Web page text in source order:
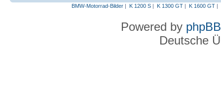
BMW-Motorrad-Bilder| K 1200 S| K 1300 GT| K 1600 GT|
Powered by phpBB
Deutsche